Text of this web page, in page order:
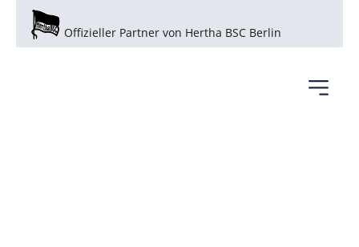
Offizieller Partner von Hertha BSC Berlin